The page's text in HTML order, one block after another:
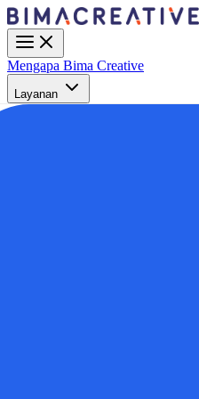
Mengapa Bima Creative
Layanan